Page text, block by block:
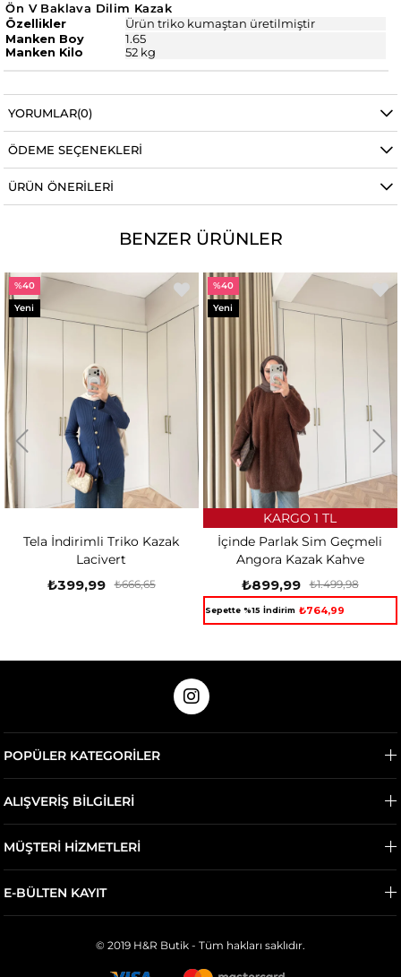
Ön V Baklava Dilim Kazak
Özellikler
Ürün triko kumaştan üretilmiştir
Manken Boy
Manken Kilo
1.65
52 kg
YORUMLAR(0)
ÖDEME SEÇENEKLERI
ÜRÜN ÖNERILERI
BENZER ÜRÜNLER
Tela İndirimli Triko Kazak
Lacivert
₺399,99 ₺666,65
%40
Yeni
İçinde Parlak Sim Geçmeli
Angora Kazak Kahve
₺899,99 ₺1.499,98
Sepette %15 İndirim ₺764,99
KARGO 1 TL
%40
Yeni
POPÜLER KATEGORİLER
ALIŞVERİŞ BİLGİLERİ
MÜŞTERİ HİZMETLERİ
E-BÜLTEN KAYIT
© 2019 H&R Butik - Tüm hakları saklıdır.